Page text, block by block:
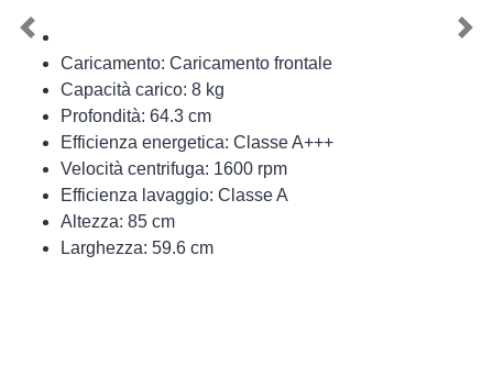
Caricamento: Caricamento frontale
Capacità carico: 8 kg
Profondità: 64.3 cm
Efficienza energetica: Classe A+++
Velocità centrifuga: 1600 rpm
Efficienza lavaggio: Classe A
Altezza: 85 cm
Larghezza: 59.6 cm
Previous